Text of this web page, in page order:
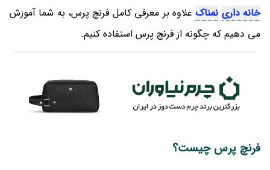
خانه داری نمناکعلاوه بر معرفی کامل فرنچ پرس، به شما آموزش
می دهیم که چگونه از فرنچ پرس استفاده کنیم.
فرنچ پرس چیست؟